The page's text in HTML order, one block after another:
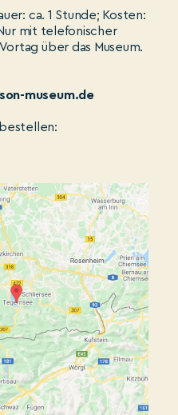
ca. 1 Stunde; Kosten:
mit telefonischer
über das Museum.
museum.de